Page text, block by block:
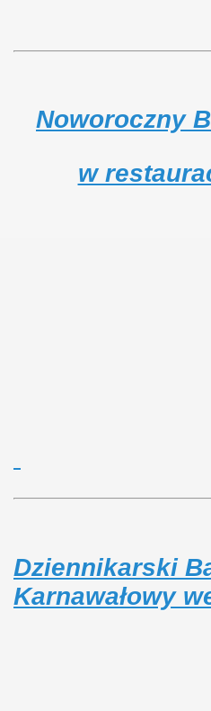
Noworoczny
w
Dziennikarski
Karnawałowy